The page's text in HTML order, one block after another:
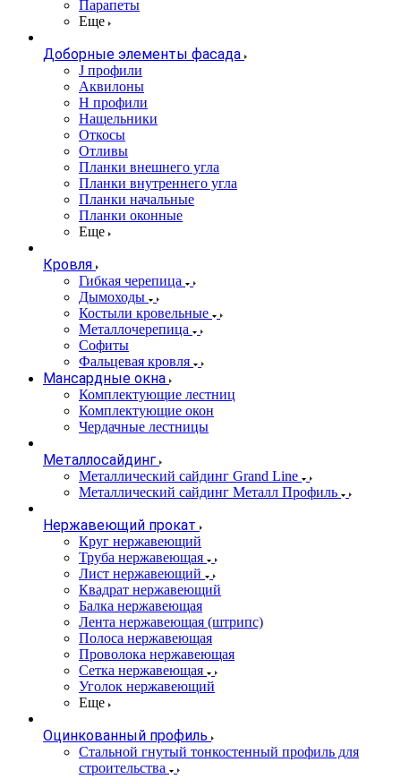
Парапеты
Еще
Доборные элементы фасада
J профили
Аквилоны
Н профили
Нащельники
Откосы
Отливы
Планки внешнего угла
Планки внутреннего угла
Планки начальные
Планки оконные
Еще
Кровля
Гибкая черепица
Дымоходы
Костыли кровельные
Металлочерепица
Софиты
Фальцевая кровля
Мансардные окна
Комплектующие лестниц
Комплектующие окон
Чердачные лестницы
Металлосайдинг
Металлический сайдинг Grand Line
Металлический сайдинг Металл Профиль
Нержавеющий прокат
Круг нержавеющий
Труба нержавеющая
Лист нержавеющий
Квадрат нержавеющий
Балка нержавеющая
Лента нержавеющая (штрипс)
Полоса нержавеющая
Проволока нержавеющая
Сетка нержавеющая
Уголок нержавеющий
Еще
Оцинкованный профиль
Стальной гнутый тонкостенный профиль для
строительства